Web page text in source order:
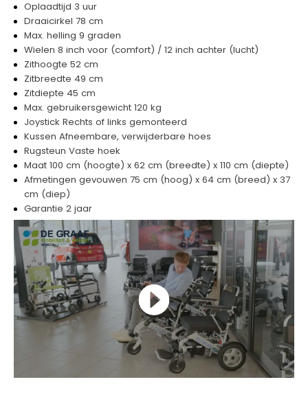
Oplaadtijd 3 uur
Draaicirkel 78 cm
Max. helling 9 graden
Wielen 8 inch voor (comfort) / 12 inch achter (lucht)
Zithoogte 52 cm
Zitbreedte 49 cm
Zitdiepte 45 cm
Max. gebruikersgewicht 120 kg
Joystick Rechts of links gemonteerd
Kussen Afneembare, verwijderbare hoes
Rugsteun Vaste hoek
Maat 100 cm (hoogte) x 62 cm (breedte) x 110 cm (diepte)
Afmetingen gevouwen 75 cm (hoog) x 64 cm (breed) x 37
cm (diep)
Garantie 2 jaar